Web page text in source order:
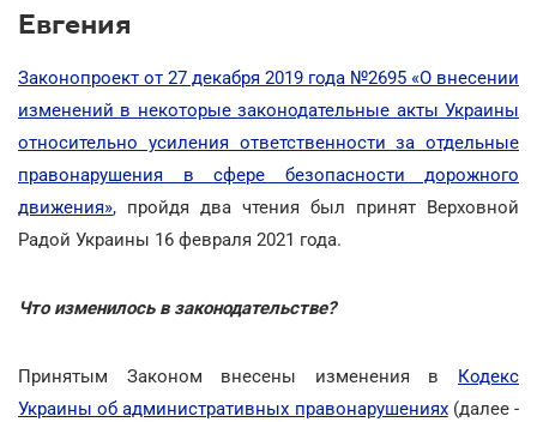
Евгения
Законопроект от 27 декабря 2019 года №2695 «О внесении
изменений в некоторые законодательные акты Украины
относительно усиления ответственности за отдельные
правонарушения в сфере безопасности дорожного
движения», пройдя два чтения был принят Верховной
Радой Украины 16 февраля 2021 года.
Что изменилось в законодательстве?
Принятым Законом внесены изменения в Кодекс
Украины об административных правонарушениях(далее -